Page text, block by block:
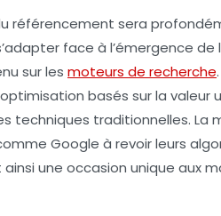
référencement sera
face à l’émergence de
sur les moteurs de recherche
optimisation basés sur la valeur
techniques traditionnelles. La
Google à revoir leurs
une occasion unique aux